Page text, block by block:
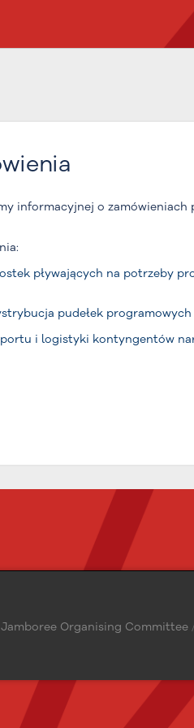
informacyjnej o zamówieniach
pływających na potrzeby
pudełek
i logistyki kontyngentów
Jamboree Organising Committee